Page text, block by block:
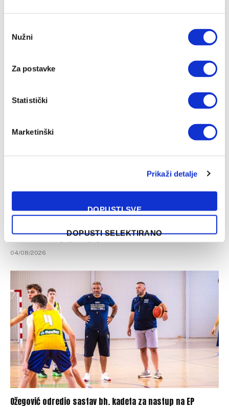
Selection
Nužni
Za postavke
Statistički
Marketinški
Prikaži detalje
DOPUSTI SVE
DOPUSTI SELEKTIRANO
Chase Audige predstavljen u novom klubu
Sloboda novo pojačanje pronašla u redovima Bosne
04/08/2026
Ožegović odredio sastav bh. kadeta za nastup na EP